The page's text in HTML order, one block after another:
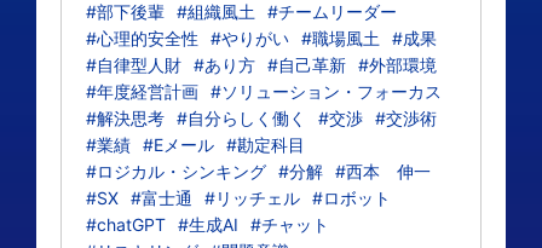
#部下後輩 #組織風土
#チームリーダー
#心理的安全性
#やりがい #職場風土
#成果
#自律型人財 #あり方 #自己革新 #外部環境
#年度経営計画 #ソリューション・フォーカス
#解決思考 #自分らしく働く #交渉 #交渉術
#業績 #Eメール #勘定科目
#ロジカル・シンキング #分解 #西本 伸一
#SX #富士通 #リッチェル #ロボット
#chatGPT #生成AI
#チャット